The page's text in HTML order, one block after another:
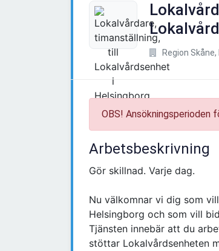
Region
OBS! Ansökningsperioden
Arbetsbeskrivning
Gör skillnad. Varje dag.
Nu välkomnar vi dig som
Helsingborg och som vill
Tjänsten innebär att du
stöttar Lokalvårdsenheten